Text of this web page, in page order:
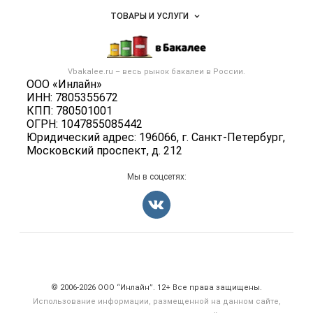
Vbakalee.ru – весь рынок бакалеи в России.
ООО «Инлайн»
ИНН: 7805355672
КПП: 780501001
ОГРН: 1047855085442
Юридический адрес: 196066, г. Санкт-Петербург,
Московский проспект, д. 212
Размещение рекламы
Публичная оферта
Контактная информация
Политика обработки персональных данных
Объявления
Новости рынка
ТОВАРЫ И УСЛУГИ
Бакалейные товары
Услуги
Добавить объявление
Мы в соцсетях:
© 2006‑2026 ООО “Инлайн”. 12+ Все права защищены.
Использование информации, размещенной на данном сайте,